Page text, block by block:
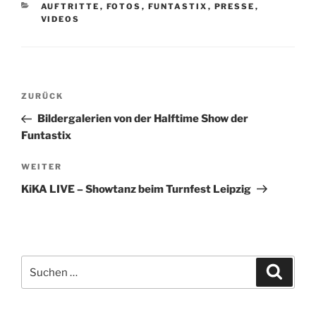
KATEGORIEN
AUFTRITTE , FOTOS , FUNTASTIX , PRESSE ,
VIDEOS
Beitragsnavigation
Vorheriger
Beitrag
ZURÜCK
Bildergalerien von der Halftime Show der
Funtastix
Nächster
Beitrag
WEITER
KiKA LIVE – Showtanz beim Turnfest Leipzig
nach: